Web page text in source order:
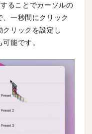
ることでカーソルの
一秒間にクリック
リックを設定し
能です。